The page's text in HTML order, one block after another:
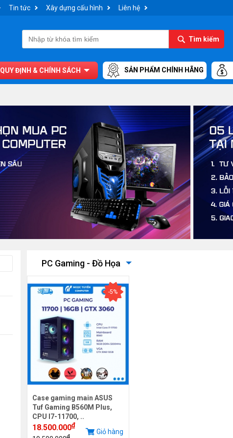
Tin tức Xây dựng cấu hình Liên hệ
Tìm kiếm
QUY ĐỊNH & CHÍNH SÁCH SẢN PHẨM CHÍNH HÃNG
PC Gaming - Đồ Họa
-5%
Case gaming main ASUS
Tuf Gaming B560M Plus,
CPU I7-11700, ..
18.500.000₫
₫
Giỏ hàng